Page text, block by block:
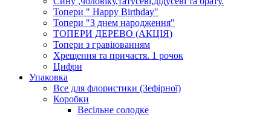
Топери " Happy Birthday"
Топери "З днем народження"
ТОПЕРИ ДЕРЕВО (АКЦІЯ)
Топери з гравіюванням
Хрещення та причастя. 1 рочок
Цифри
Упаковка
Все для флористики (Зефірної)
Коробки
Весільне солодке